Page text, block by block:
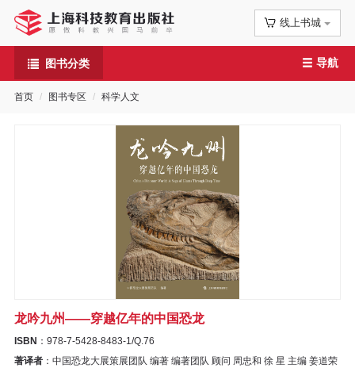
线上书城
图书分类
首
页
区
导航
首页 图书专区 科学人文
龙吟九州——穿越亿年的中国恐龙
ISBN ：978-7-5428-8483-1/Q.76
著译者 ：中国恐龙大展策展团队 编著 编著团队 顾问 周忠和 徐 星 主编 姜道荣